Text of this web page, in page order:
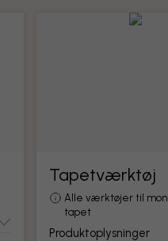
Tapetværktøj
Alle værktøjer til
tapet
Produktoplysninger